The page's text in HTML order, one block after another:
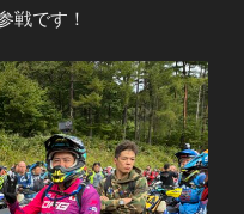
戦です！